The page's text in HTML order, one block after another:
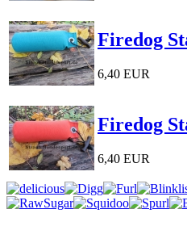
Firedog
6,40 EUR
Firedog
6,40 EUR